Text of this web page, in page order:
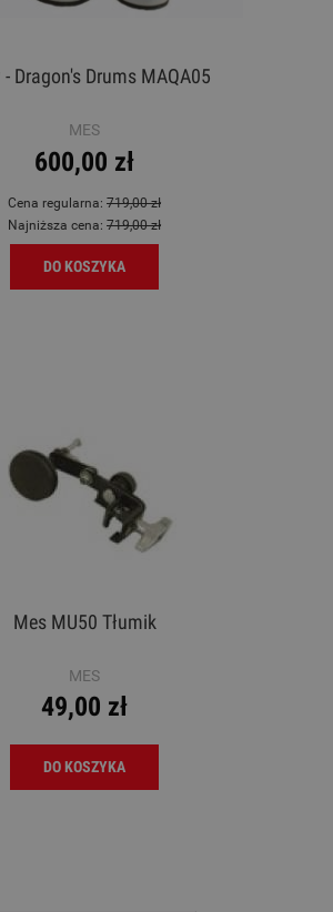
- Dragon's Drums MAQA05
MES
600,00 zł
Cena regularna: 719,00 zł
Najniższa cena: 719,00 zł
DO KOSZYKA
Mes MU50 Tłumik
MES
49,00 zł
DO KOSZYKA